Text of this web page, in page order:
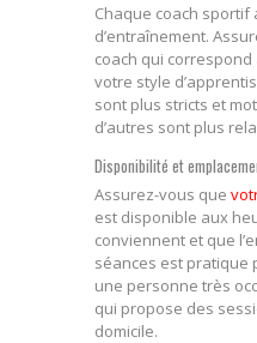
Chaque coach sportif
d’entraînement.
coach qui
votre style
sont plus stricts et
d’autres sont plus
Disponibilité et
Assurez-vous que
est disponible aux
conviennent et que
séances est pratique
une personne très
qui propose des
domicile.